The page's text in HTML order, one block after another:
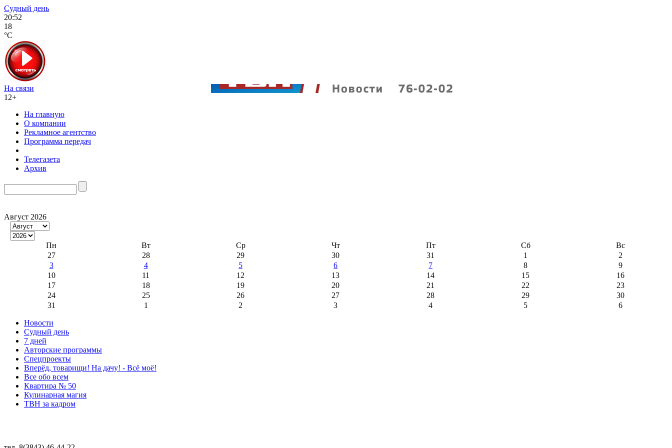
Судный день
20:52
18
°C
На связи
12+
На главную
О компании
Рекламное агентство
Программа передач
Телегазета
Архив
Август 2026
Пн Вт Ср Чт Пт Сб
Вс
27
28 29 30 31 1
2
3
4 5 6 7 8
9
10
11 12 13 14 15
16
17
18 19 20 21 22
23
24
25 26 27 28 29
30
31
1 2 3 4 5 6
Новости
Судный день
7 дней
Авторские программы
Спецпроекты
Вперёд, товарищи! На дачу! - Всё моё!
Все обо всем
Квартира № 50
Кулинарная магия
ТВН за кадром